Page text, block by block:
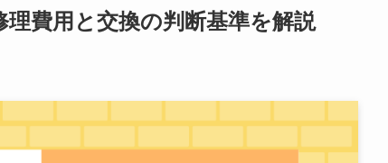
費用と交換の判断基準を解説